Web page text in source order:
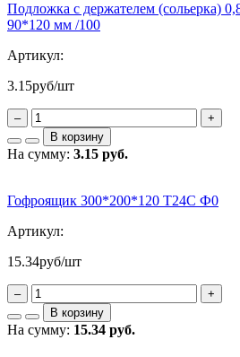
Подложка с держателем (сольерка)
90*120 мм /100
Артикул:
3.15руб/шт
–
+
В корзину
На сумму: 3.15 руб.
Гофроящик 300*200*120 Т24С Ф0
Артикул:
15.34руб/шт
–
+
В корзину
На сумму: 15.34 руб.